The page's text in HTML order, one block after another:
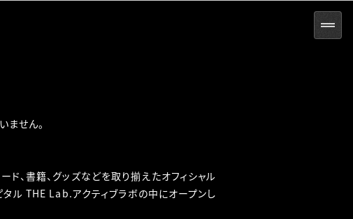
せん。
ド、書籍、グッズなどを取り揃えたオフィシャル
タル THE Lab.アクティブラボの中にオープンし